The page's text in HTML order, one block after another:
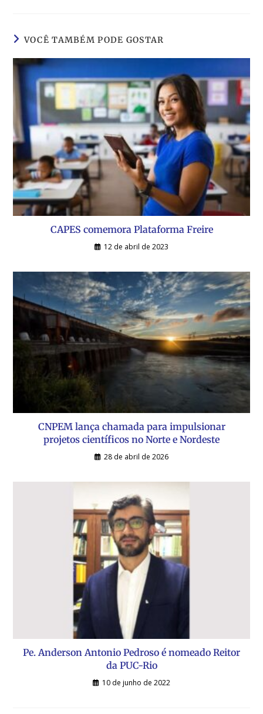
VOCÊ TAMBÉM PODE GOSTAR
CAPES comemora Plataforma Freire
12 de abril de 2023
CNPEM lança chamada para impulsionar
projetos científicos no Norte e Nordeste
28 de abril de 2026
Pe. Anderson Antonio Pedroso é nomeado Reitor
da PUC-Rio
10 de junho de 2022